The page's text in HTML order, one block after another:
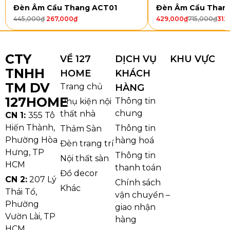
nhỏ tạo điểm nhấn. Tông màu vàng ánh kim giúp sản
phẩm trở nên ấm áp, sang trọng và dễ phối với nội
thất màu kem, trắng, be, nâu hoặc gỗ sáng. Với chiều
không gian có trần vừa hoặc những căn phòng
muốn giữ sự thoáng gọn.
Đèn Âm Cầu Thang ACT01
445,000₫ 267,000₫
Đèn Âm Cầu
715,000₫
429,000₫
CTY
TNHH
TM DV
127HOME
CN 1: 355 Tô
Hiến Thành,
Phường Hòa
Hưng, TP
HCM
CN 2: 207 Lý
Thái Tổ,
Phường
Vườn Lài, TP
VỀ 127
HOME
Trang chủ
Phụ kiện nội
thất nhà
Thảm Sàn
Đèn trang trí
Nội thất sàn
Đồ decor
Khác
DỊCH VỤ
KHÁCH
HÀNG
Thông tin
chung
Thông tin
hàng hoá
Thông tin
thanh toán
Chính sách
vận chuyển –
giao nhận
hàng
KHU VỰC